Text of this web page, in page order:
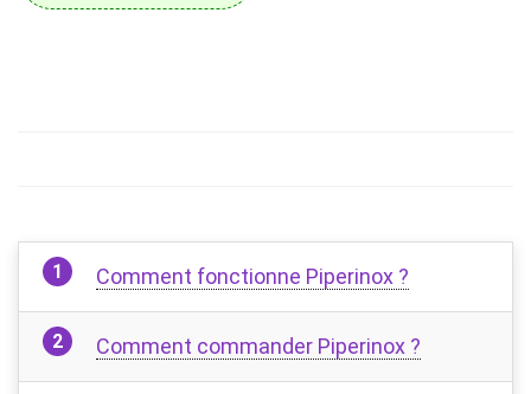
Comment fonctionne Piperinox ?
Comment commander Piperinox ?